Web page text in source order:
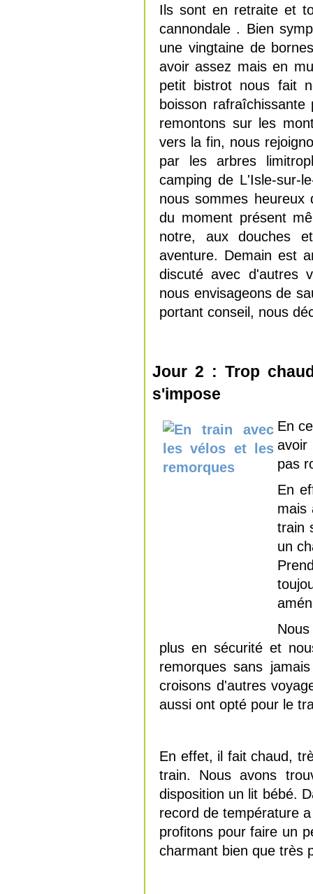
Ils sont en retraite et
cannondale . Bien
une vingtaine de
avoir assez mais en
petit bistrot nous fait
boisson
remontons sur les
vers la fin, nous
par les arbres
camping de L'Isle-sur-
nous sommes
du moment présent
notre, aux douches
aventure. Demain est
discuté avec d'autres
nous envisageons de
portant conseil, nous
Jour 2 : Trop
s'impose
En
avoir
pas
En
mais
train
un
plus en sécurité et
remorques sans
croisons d'autres
aussi ont opté pour le
En effet, il fait chaud,
train. Nous avons
disposition un lit bébé.
record de température
profitons pour faire un
charmant bien que très